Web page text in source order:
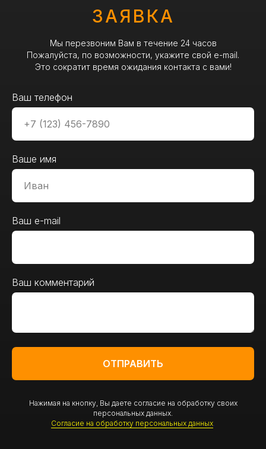
ЗАЯВКА
Мы перезвоним Вам в течение 24 часов
Пожалуйста, по возможности, укажите свой e-mail.
Это сократит время ожидания контакта с вами!
Ваш телефон
Ваше имя
Ваш e-mail
Ваш комментарий
ОТПРАВИТЬ
Нажимая на кнопку, Вы даете согласие на обработку своих
персональных данных.
Согласие на обработку персональных данных